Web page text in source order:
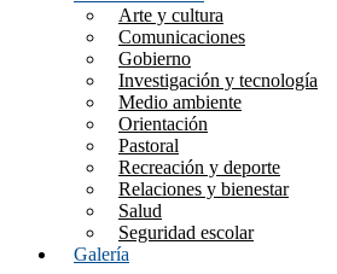
Arte y cultura
Comunicaciones
Gobierno
Investigación y tecnología
Medio ambiente
Orientación
Pastoral
Recreación y deporte
Relaciones y bienestar
Salud
Seguridad escolar
Galería